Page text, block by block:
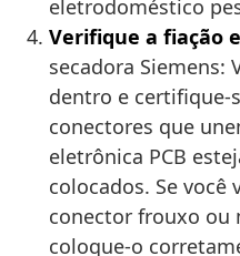
eletrodoméstico
Verifique a fiação
secadora Siemens:
dentro e certifique-
conectores que
eletrônica PCB
colocados. Se
conector frouxo ou
coloque-o